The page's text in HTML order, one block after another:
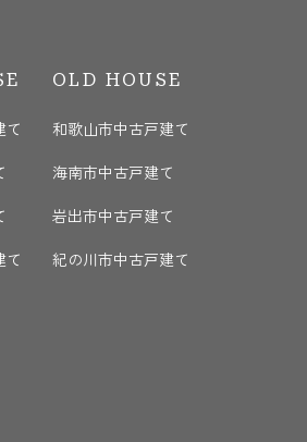
て
て
OLD HOUSE
和歌山市中古戸建て
海南市中古戸建て
岩出市中古戸建て
紀の川市中古戸建て